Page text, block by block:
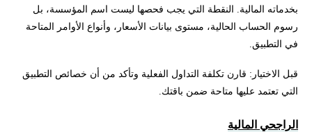
بخدماته المالية. النقطة التي يجب فحصها ليست اسم المؤسسة، بل
رسوم الحساب الحالية، مستوى بيانات الأسعار، وأنواع الأوامر المتاحة
في التطبيق.
قبل الاختيار: قارن تكلفة التداول الفعلية وتأكد من أن خصائص التطبيق
التي تعتمد عليها متاحة ضمن باقتك.
الراجحي المالية